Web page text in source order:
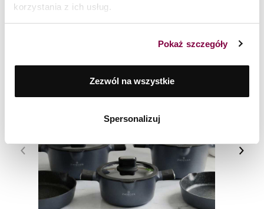
korzystania z ich usług.
Pokaż szczegóły
Zezwól na wszystkie
Spersonalizuj
BLOG TWORZONY Z PASJI DO